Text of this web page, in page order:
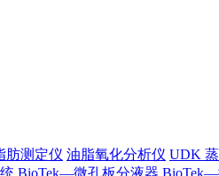
肪测定仪 油脂氧化分析仪 UDK
BioTek—微孔板分液器